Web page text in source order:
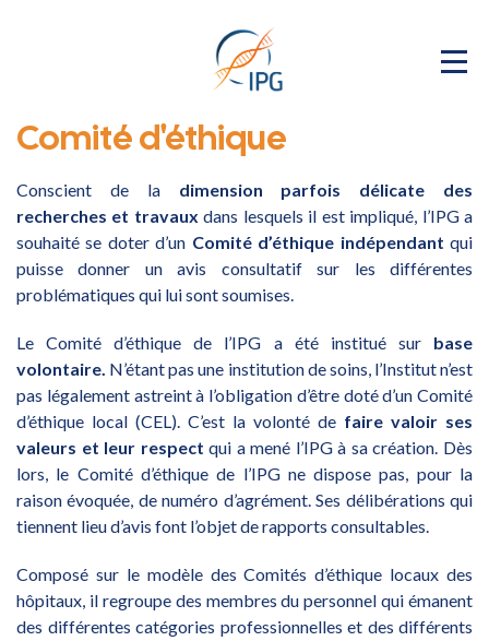
Comité d'éthique
Conscient de la dimension parfois délicate des
recherches et travaux dans lesquels il est impliqué, l’IPG a
souhaité se doter d’un Comité d’éthique indépendant qui
puisse donner un avis consultatif sur les différentes
problématiques qui lui sont soumises.
Le Comité d’éthique de l’IPG a été institué sur base
volontaire. N’étant pas une institution de soins, l’Institut n’est
pas légalement astreint à l’obligation d’être doté d’un Comité
d’éthique local (CEL). C’est la volonté de faire valoir ses
valeurs et leur respect qui a mené l’IPG à sa création. Dès
lors, le Comité d’éthique de l’IPG ne dispose pas, pour la
raison évoquée, de numéro d’agrément. Ses délibérations qui
tiennent lieu d’avis font l’objet de rapports consultables.
Composé sur le modèle des Comités d’éthique locaux des
hôpitaux, il regroupe des membres du personnel qui émanent
des différentes catégories professionnelles et des différents